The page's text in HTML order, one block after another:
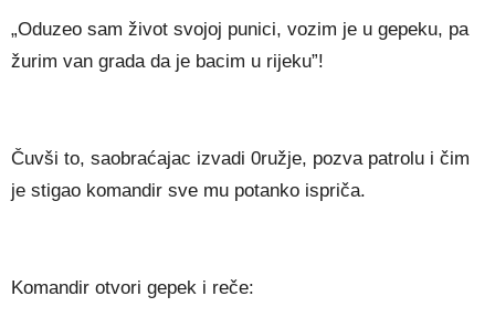
„Oduzeo sam život svojoj punici, vozim je u gepeku, pa
žurim van grada da je bacim u rijeku”!
Čuvši to, saobraćajac izvadi 0ružje, pozva patrolu i čim
je stigao komandir sve mu potanko ispriča.
Komandir otvori gepek i reče: